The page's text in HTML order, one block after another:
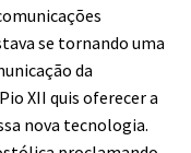
se tornando uma
da
XII quis oferecer a
nova tecnologia.